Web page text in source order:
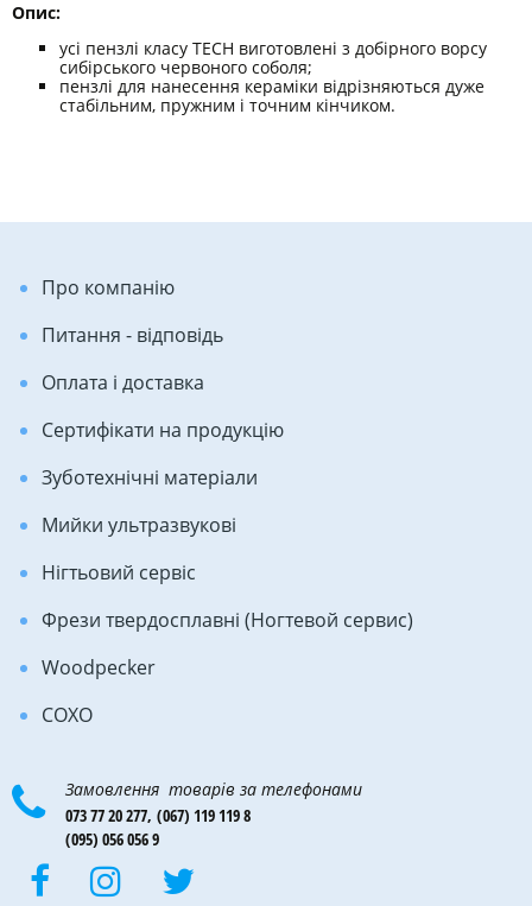
Опис:
усі пензлі класу TECH виготовлені з добірного ворсу
сибірського червоного соболя;
пензлі для нанесення кераміки відрізняються дуже
стабільним, пружним і точним кінчиком.
Про компанію
Питання - відповідь
Оплата і доставка
Сертифікати на продукцію
Зуботехнічні матеріали
Мийки ультразвукові
Нігтьовий сервіс
Фрези твердосплавні (Ногтевой сервис)
Woodpecker
COXO
Замовлення товарів за телефонами
073 77 20 277, (067) 119 119 8
(095) 056 056 9